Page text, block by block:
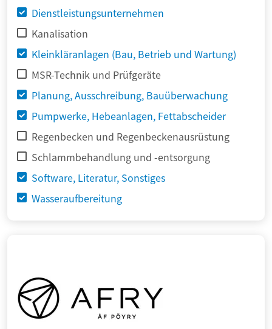
Dienstleistungsunternehmen
Kanalisation
Kleinkläranlagen (Bau, Betrieb und Wartung)
MSR-Technik und Prüfgeräte
Planung, Ausschreibung, Bauüberwachung
Pumpwerke, Hebeanlagen, Fettabscheider
Regenbecken und Regenbeckenausrüstung
Schlammbehandlung und -entsorgung
Software, Literatur, Sonstiges
Wasseraufbereitung